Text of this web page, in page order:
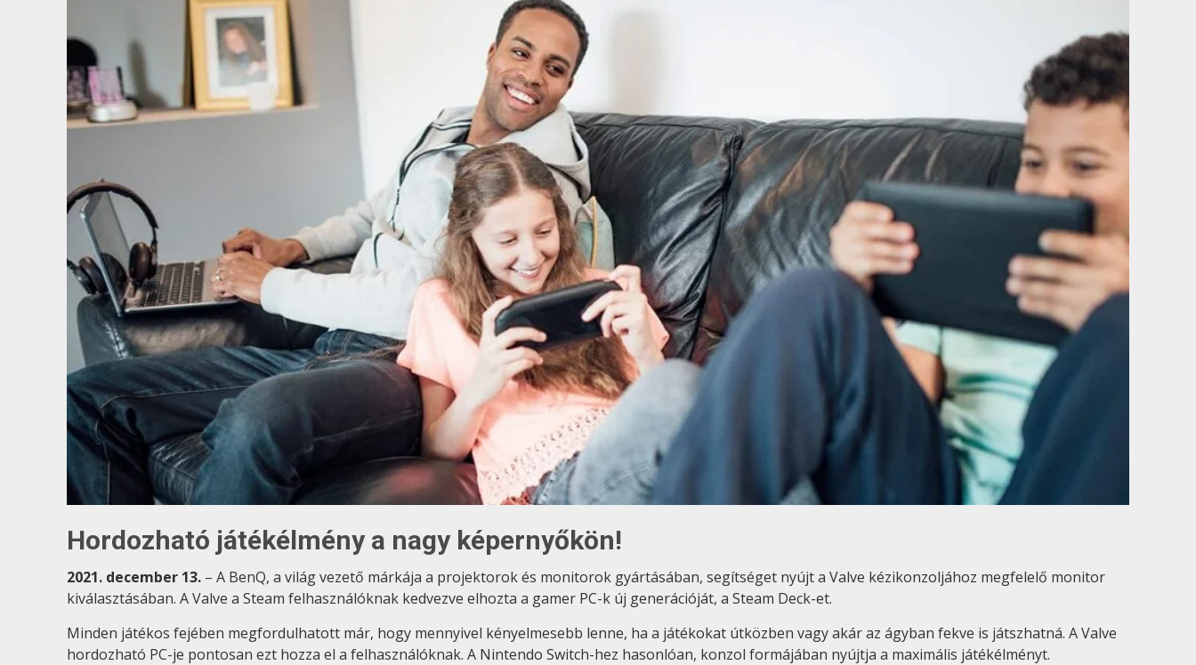
Hordozható játékélmény a nagy képernyőkön!
2021. december 13. – A BenQ, a világ vezető márkája a projektorok és monitorok gyártásában, segítséget nyújt a Valve kézikonzoljához megfelelő monitor
kiválasztásában. A Valve a Steam felhasználóknak kedvezve elhozta a gamer PC-k új generációját, a Steam Deck-et.
Minden játékos fejében megfordulhatott már, hogy mennyivel kényelmesebb lenne, ha a játékokat útközben vagy akár az ágyban fekve is játszhatná. A Valve
hordozható PC-je pontosan ezt hozza el a felhasználóknak. A Nintendo Switch-hez hasonlóan, konzol formájában nyújtja a maximális játékélményt.